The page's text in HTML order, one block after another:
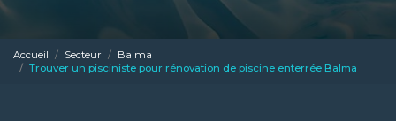
Accueil Secteur
Balma
Trouver un pisciniste pour rénovation de piscine enterrée Balma